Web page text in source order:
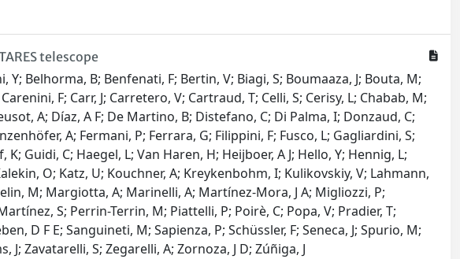
telescope
Y; Belhorma, B; Benfenati, F; Bertin, V; Biagi, S; Boumaaza, J; Bouta, M;
F; Carr, J; Carretero, V; Cartraud, T; Celli, S; Cerisy, L; Chabab, M;
A; Díaz, A F; De Martino, B; Distefano, C; Di Palma, I; Donzaud, C;
A; Fermani, P; Ferrara, G; Filippini, F; Fusco, L; Gagliardini, S;
Guidi, C; Haegel, L; Van Haren, H; Heijboer, A J; Hello, Y; Hennig, L;
O; Katz, U; Kouchner, A; Kreykenbohm, I; Kulikovskiy, V; Lahmann,
M; Margiotta, A; Marinelli, A; Martínez-Mora, J A; Migliozzi, P;
S; Perrin-Terrin, M; Piattelli, P; Poirè, C; Popa, V; Pradier, T;
D F E; Sanguineti, M; Sapienza, P; Schüssler, F; Seneca, J; Spurio, M;
J; Zavatarelli, S; Zegarelli, A; Zornoza, J D; Zúñiga, J